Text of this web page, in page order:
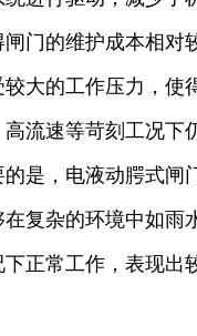
闸门的维护成本相对
大的工作压力，使
流速等苛刻工况下
是，电液动腭式闸
复杂的环境中如雨
下正常工作，表现出